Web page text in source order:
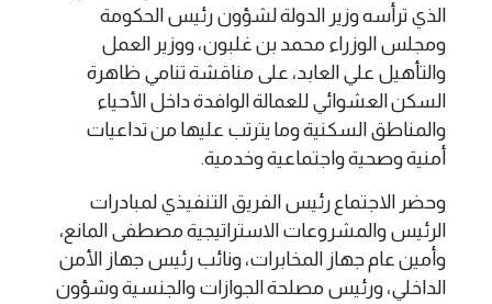
الذي ترأسه وزير الدولة لشؤون رئيس الحكومة
ومجلس الوزراء محمد بن غلبون، ووزير العمل
والتأهيل علي العابد، على مناقشة تنامي ظاهرة
السكن العشوائي للعمالة الوافدة داخل الأحياء
والمناطق السكنية وما يترتب عليها من تداعيات
أمنية وصحية واجتماعية وخدمية.
وحضر الاجتماع رئيس الفريق التنفيذي لمبادرات
الرئيس والمشروعات الاستراتيجية مصطفى المانع،
وأمين عام جهاز المخابرات، ونائب رئيس جهاز الأمن
الداخلي، ورئيس مصلحة الجوازات والجنسية وشؤون